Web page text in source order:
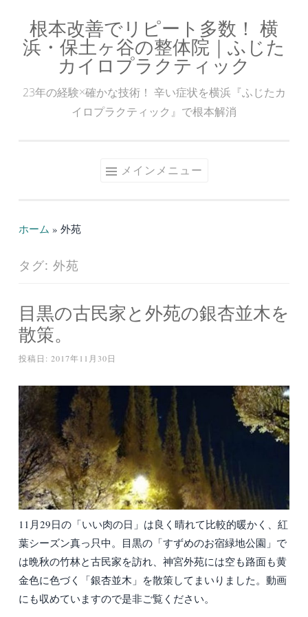
ン
根本改善でリピート多数！ 横
浜・保土ヶ谷の整体院｜ふじた
カイロプラクティック
23年の経験×確かな技術！ 辛い症状を横浜『ふじたカ
イロプラクティック』で根本解消
メインメニュー
ホーム » 外苑
タグ: 外苑
目黒の古民家と外苑の銀杏並木を
散策。
投稿日: 2017年11月30日
11月29日の「いい肉の日」は良く晴れて比較的暖かく、紅
葉シーズン真っ只中。目黒の「すずめのお宿緑地公園」で
は晩秋の竹林と古民家を訪れ、神宮外苑には空も路面も黄
金色に色づく「銀杏並木」を散策してまいりました。動画
にも収めていますので是非ご覧ください。